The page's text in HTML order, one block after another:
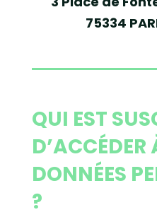
75334
QUI EST
D’ACCÉDER
DONNÉES
?